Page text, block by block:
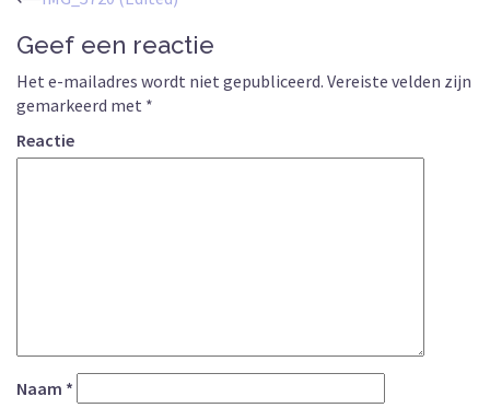
Geef een reactie
Het e-mailadres wordt niet gepubliceerd. Vereiste velden zijn
gemarkeerd met *
Reactie
Naam *